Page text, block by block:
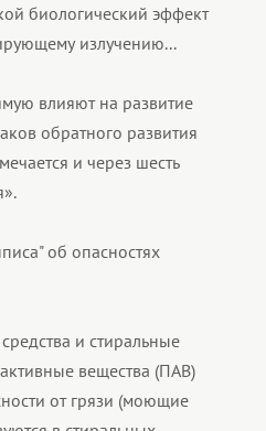
биологический эффект
излучению...
влияют на развитие
обратного развития
и через шесть
об опасностях
и стиральные
вещества (ПАВ)
от грязи (моющие